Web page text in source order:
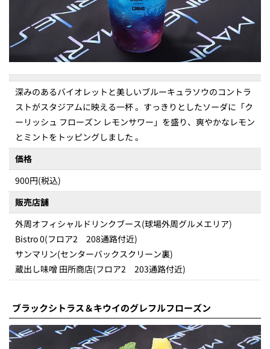
深みのあるバイオレットと美しいブルーキュラソウのコントラ
ストがスタジアムに映える一杯 。すっきりとしたソーダに「ク
ーリッシュ フローズン レモンサワー」を盛り、爽やかなレモン
とミントをトッピングしました 。
価格
900円(税込)
販売店舗
外周オフィシャルドリンクブース(球場外周グルメエリア)
Bistro 0(フロア2 208通路付近)
サンマリン(センターバックスクリーン裏)
蔵出し味噌 田所商店(フロア2 203通路付近)
ブラックシトラス＆キウイのグレフルフローズン